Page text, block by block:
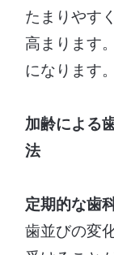
たまりやす
高まります
になります。
加齢による
法
定期的な歯
歯並びの変